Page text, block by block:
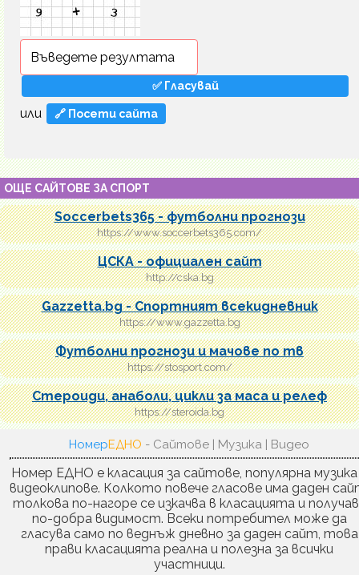
или 🔗 Посети сайта
ОЩЕ САЙТОВЕ ЗА СПОРТ
Soccerbets365 - футболни прогнози
https://www.soccerbets365.com/
ЦСКА - официален сайт
http://cska.bg
Gazzetta.bg - Спортният всекидневник
https://www.gazzetta.bg
Футболни прогнози и мачове по тв
https://stosport.com/
Стероиди, анаболи, цикли за маса и релеф
https://steroida.bg
НомерЕДНО - Сайтове | Музика | Видео
Номер ЕДНО е класация за сайтове, популярна музика
видеоклипове. Колкото повече гласове има даден
толкова по-нагоре се изкачва в класацията и
по-добра видимост. Всеки потребител може да
гласува само по веднъж дневно за даден сайт, това
прави класацията реална и полезна за всички
участници.